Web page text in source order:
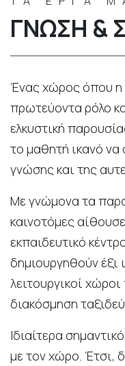
ΓΝΏΣΗ &
Ένας χώρος όπου η
πρωτεύοντα ρόλο
ελκυστική
το μαθητή ικανό να
γνώσης και της
Με γνώμονα τα
καινοτόμες
εκπαιδευτικό
δημιουργηθούν έξι
λειτουργικοί
διακόσμηση
Ιδιαίτερα
με τον χώρο. Έτσι,